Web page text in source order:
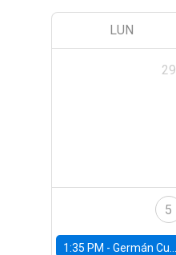
LUN
29
5
1:35 PM - Germán Cubas, University of Houston